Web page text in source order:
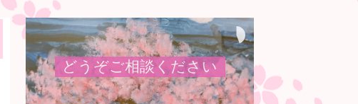
ど う ぞご相談 くださ い